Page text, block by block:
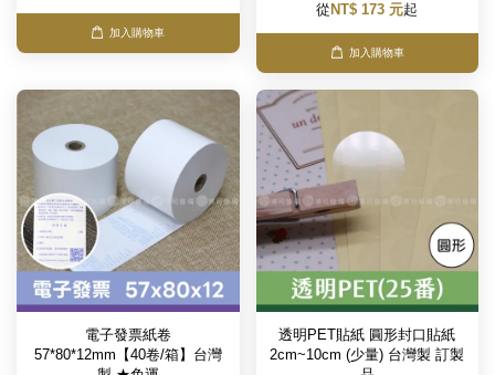
加入購物車
從 NT$ 173 元起
加入購物車
電子發票紙卷
57*80*12mm【40卷/箱】台灣
透明PET貼紙 圓形封口貼紙
2cm~10cm (少量) 台灣製 訂製